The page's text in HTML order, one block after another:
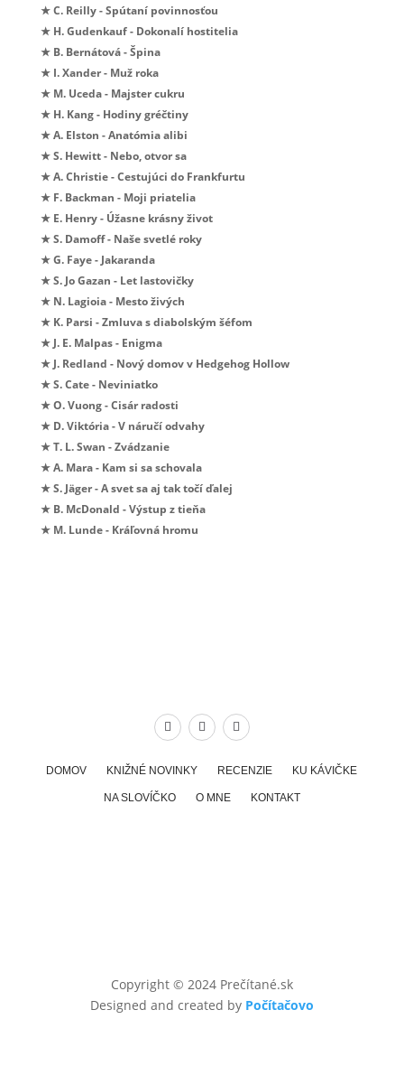
★ C. Reilly - Spútaní povinnosťou
★ H. Gudenkauf - Dokonalí hostitelia
★ B. Bernátová - Špina
★ I. Xander - Muž roka
★ M. Uceda - Majster cukru
★ H. Kang - Hodiny gréčtiny
★ A. Elston - Anatómia alibi
★ S. Hewitt - Nebo, otvor sa
★ A. Christie - Cestujúci do Frankfurtu
★ F. Backman - Moji priatelia
★ E. Henry - Úžasne krásny život
★ S. Damoff - Naše svetlé roky
★ G. Faye - Jakaranda
★ S. Jo Gazan - Let lastovičky
★ N. Lagioia - Mesto živých
★ K. Parsi - Zmluva s diabolským šéfom
★ J. E. Malpas - Enigma
★ J. Redland - Nový domov v Hedgehog Hollow
★ S. Cate - Neviniatko
★ O. Vuong - Cisár radosti
★ D. Viktória - V náručí odvahy
★ T. L. Swan - Zvádzanie
★ A. Mara - Kam si sa schovala
★ S. Jäger - A svet sa aj tak točí ďalej
★ B. McDonald - Výstup z tieňa
★ M. Lunde - Kráľovná hromu
DOMOV KNIŽNÉ NOVINKY RECENZIE KU KÁVIČKE
NA SLOVÍČKO O MNE KONTAKT
Copyright © 2024 Prečítané.sk
Designed and created by Počítačovo